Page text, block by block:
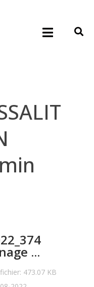
...
473.07 KB